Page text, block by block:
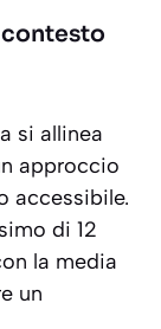
contesto
si allinea
approccio
accessibile.
di 12
la media
un